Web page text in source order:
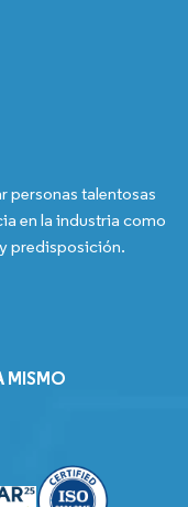
personas talentosas
en la industria como
predisposición.
MISMO